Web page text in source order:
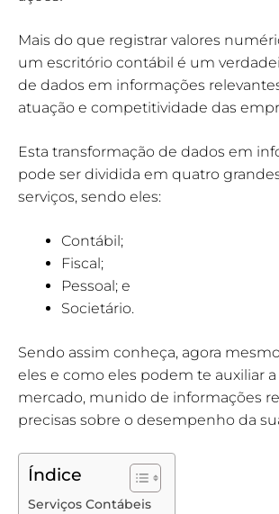
Mais do que registrar valores
um escritório contábil é um
de dados em informações
atuação e competitividade das
Esta transformação de dados em
pode ser dividida em quatro
serviços, sendo eles:
Contábil;
Fiscal;
Pessoal; e
Societário.
Sendo assim conheça, agora
eles e como eles podem te auxiliar
mercado, munido de informações
precisas sobre o desempenho da
Índice
Serviços Contábeis